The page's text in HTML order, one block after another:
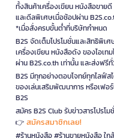
ทั้งสินค้าเครื่องเขียน หนังสือขาย
และดีลพิเศษเมื่อช้อปผ่าน
*เมื่อสั่งครบขั้นต่ำที่บริษัทกำหนด
B2S จัดเต็มโปรโมชั่นและสิทธิพิเ
เครื่องเขียน หนังสือดัง ของไอเ
ผ่าน B2S.co.th เท่านั้น และส่งฟ
B2S มีทุกอย่างตอบโจทย์ทุกไลฟ์ส
ของเล่นเสริมพัฒนาการ หรือเฟอ
B2S
สมัคร B2S Club รับข่าวสารโปรโ
👉 สมัครสมาชิกเลย!
#ร้านหนังสือ #ร้านขายหนังสือ ใก